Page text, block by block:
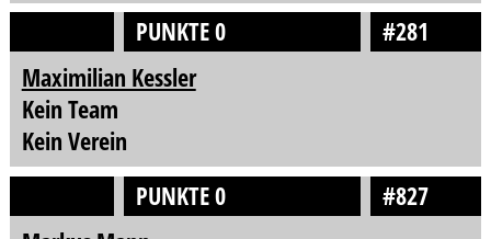
PUNKTE 0
#281
Maximilian Kessler
Kein Team
Kein Verein
PUNKTE 0
#827